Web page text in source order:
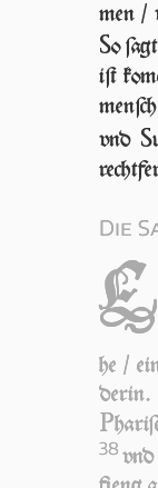
men /
So
iſt
vnd S
Die
he /
derin.
P
38 vnd